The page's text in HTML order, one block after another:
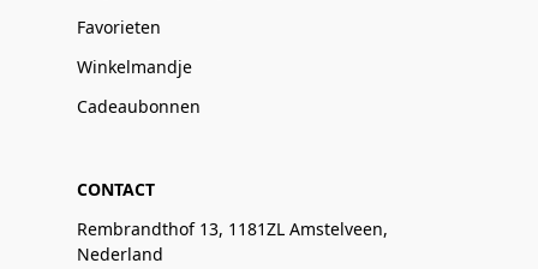
Favorieten
Winkelmandje
Cadeaubonnen
CONTACT
Rembrandthof 13, 1181ZL Amstelveen,
Nederland